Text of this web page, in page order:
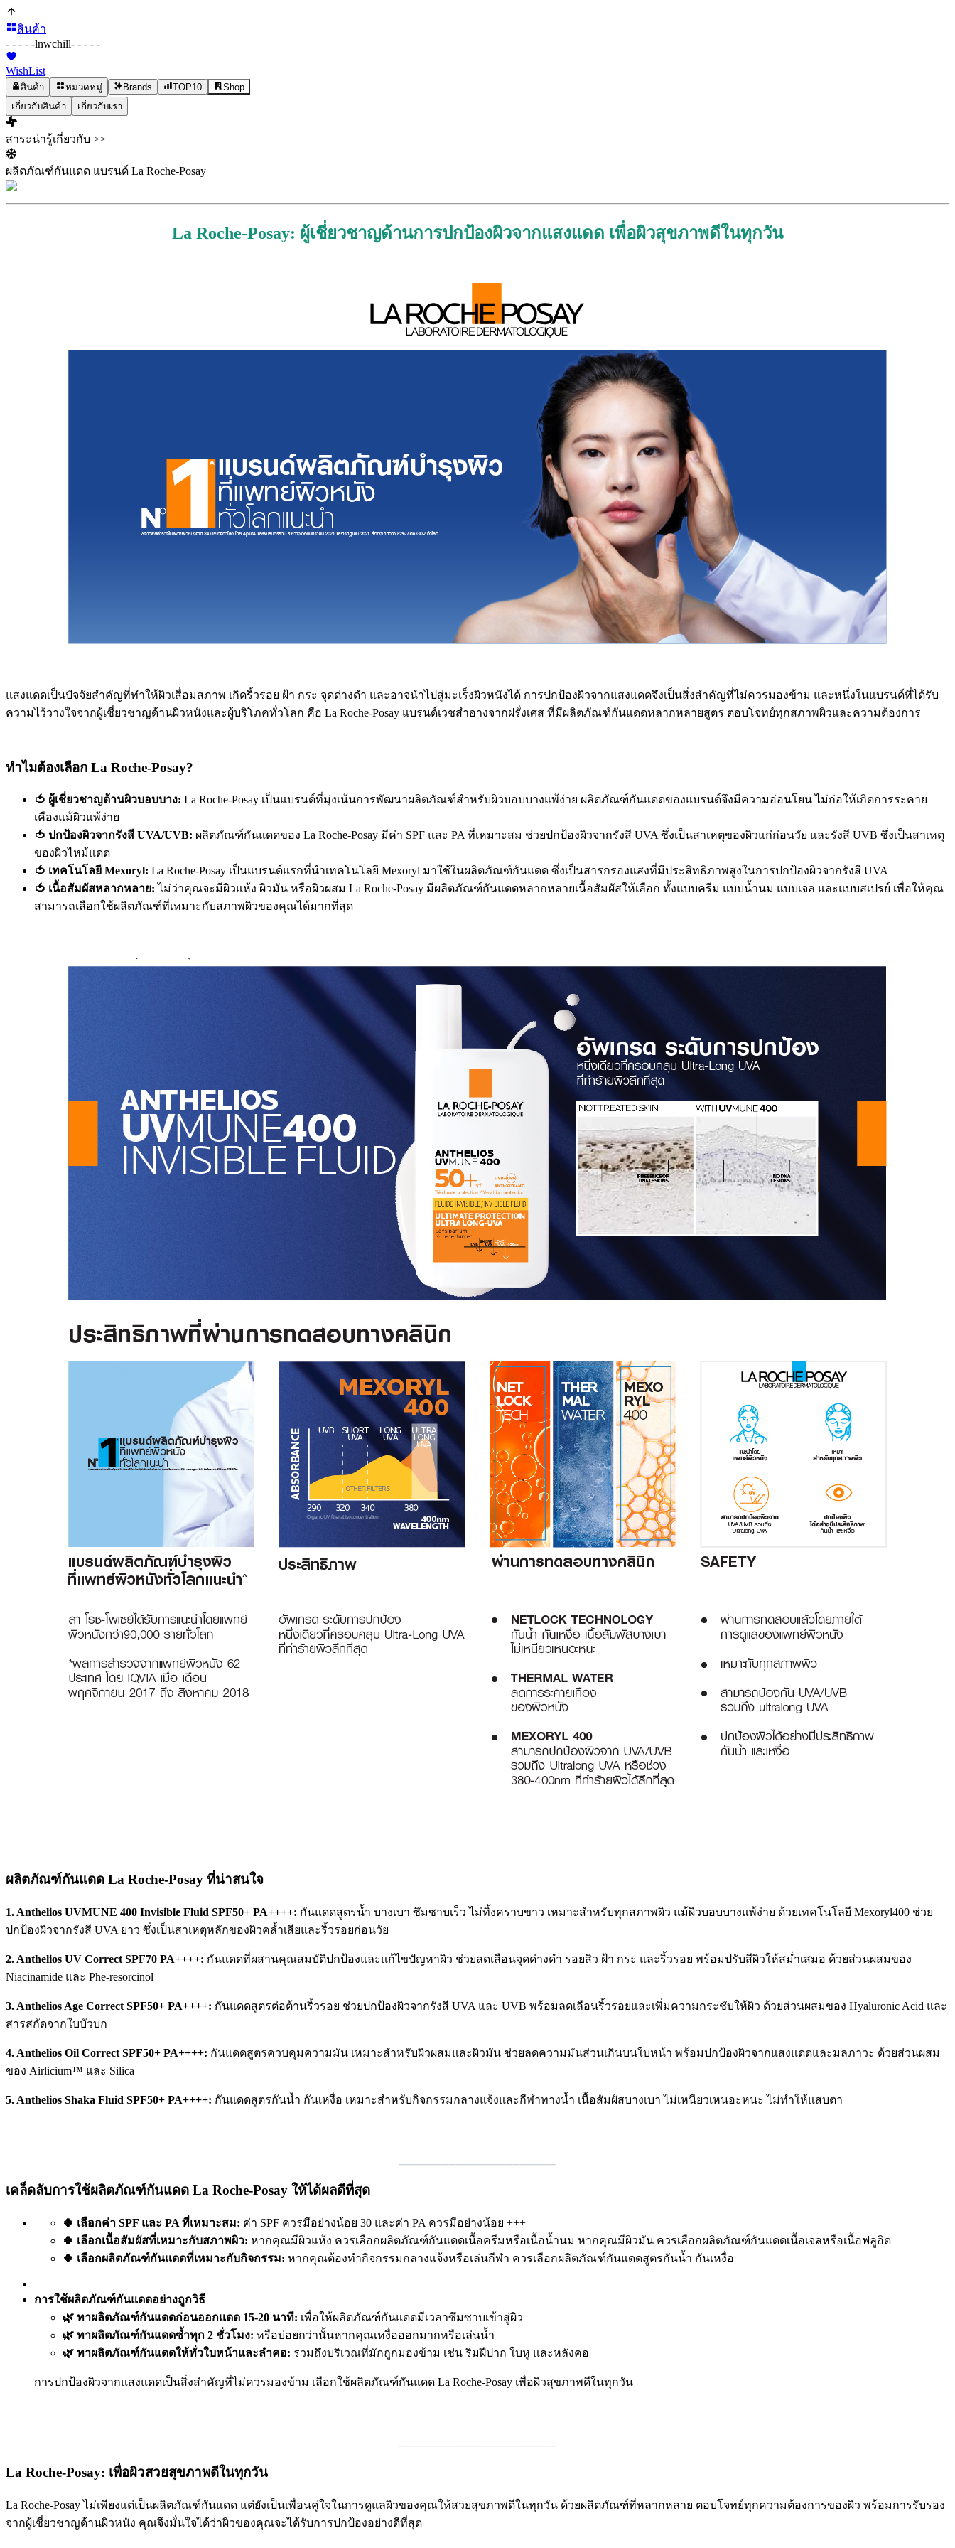
สินค้า
- - - - -lnwchill- - - - -
WishList
สินค้า หมวดหมู่ Brands TOP10
Shop
เกี่ยวกับสินค้า
เกี่ยวกับเรา
สาระน่ารู้เกี่ยวกับ >>
ผลิตภัณฑ์กันแดด แบรนด์ La Roche-Posay
La Roche-Posay: ผู้เชี่ยวชาญด้านการปกป้องผิวจากแสงแดด เพื่อผิวสุขภาพดีในทุกวัน
แสงแดดเป็นปัจจัยสำคัญที่ทำให้ผิวเสื่อมสภาพ เกิดริ้วรอย ฝ้า กระ จุดด่างดำ และอาจนำไปสู่มะเร็งผิวหนังได้ การปกป้องผิวจากแสงแดดจึงเป็นสิ่งสำคัญที่ไม่ควรมองข้าม และหนึ่งในแบรนด์ที่ได้รับ
ความไว้วางใจจากผู้เชี่ยวชาญด้านผิวหนังและผู้บริโภคทั่วโลก คือ La Roche-Posay แบรนด์เวชสำอางจากฝรั่งเศส ที่มีผลิตภัณฑ์กันแดดหลากหลายสูตร ตอบโจทย์ทุกสภาพผิวและความต้องการ
ทำไมต้องเลือก La Roche-Posay?
🍅 ผู้เชี่ยวชาญด้านผิวบอบบาง: La Roche-Posay เป็นแบรนด์ที่มุ่งเน้นการพัฒนาผลิตภัณฑ์สำหรับผิวบอบบางแพ้ง่าย ผลิตภัณฑ์กันแดดของแบรนด์จึงมีความอ่อนโยน ไม่ก่อให้เกิดการระคาย
เคืองแม้ผิวแพ้ง่าย
🍅 ปกป้องผิวจากรังสี UVA/UVB: ผลิตภัณฑ์กันแดดของ La Roche-Posay มีค่า SPF และ PA ที่เหมาะสม ช่วยปกป้องผิวจากรังสี UVA ซึ่งเป็นสาเหตุของผิวแก่ก่อนวัย และรังสี UVB ซึ่งเป็นสาเหตุ
ของผิวไหม้แดด
🍅 เทคโนโลยี Mexoryl: La Roche-Posay เป็นแบรนด์แรกที่นำเทคโนโลยี Mexoryl มาใช้ในผลิตภัณฑ์กันแดด ซึ่งเป็นสารกรองแสงที่มีประสิทธิภาพสูงในการปกป้องผิวจากรังสี UVA
🍅 เนื้อสัมผัสหลากหลาย: ไม่ว่าคุณจะมีผิวแห้ง ผิวมัน หรือผิวผสม La Roche-Posay มีผลิตภัณฑ์กันแดดหลากหลายเนื้อสัมผัสให้เลือก ทั้งแบบครีม แบบน้ำนม แบบเจล และแบบสเปรย์ เพื่อให้คุณ
สามารถเลือกใช้ผลิตภัณฑ์ที่เหมาะกับสภาพผิวของคุณได้มากที่สุด
ผลิตภัณฑ์กันแดด La Roche-Posay ที่น่าสนใจ
1. Anthelios UVMUNE 400 Invisible Fluid SPF50+ PA++++: กันแดดสูตรน้ำ บางเบา ซึมซาบเร็ว ไม่ทิ้งคราบขาว เหมาะสำหรับทุกสภาพผิว แม้ผิวบอบบางแพ้ง่าย ด้วยเทคโนโลยี Mexoryl400 ช่วย
ปกป้องผิวจากรังสี UVA ยาว ซึ่งเป็นสาเหตุหลักของผิวคล้ำเสียและริ้วรอยก่อนวัย
2. Anthelios UV Correct SPF70 PA++++: กันแดดที่ผสานคุณสมบัติปกป้องและแก้ไขปัญหาผิว ช่วยลดเลือนจุดด่างดำ รอยสิว ฝ้า กระ และริ้วรอย พร้อมปรับสีผิวให้สม่ำเสมอ ด้วยส่วนผสมของ
Niacinamide และ Phe-resorcinol
3. Anthelios Age Correct SPF50+ PA++++: กันแดดสูตรต่อต้านริ้วรอย ช่วยปกป้องผิวจากรังสี UVA และ UVB พร้อมลดเลือนริ้วรอยและเพิ่มความกระชับให้ผิว ด้วยส่วนผสมของ Hyaluronic Acid และ
สารสกัดจากใบบัวบก
4. Anthelios Oil Correct SPF50+ PA++++: กันแดดสูตรควบคุมความมัน เหมาะสำหรับผิวผสมและผิวมัน ช่วยลดความมันส่วนเกินบนใบหน้า พร้อมปกป้องผิวจากแสงแดดและมลภาวะ ด้วยส่วนผสม
ของ Airlicium™ และ Silica
5. Anthelios Shaka Fluid SPF50+ PA++++: กันแดดสูตรกันน้ำ กันเหงื่อ เหมาะสำหรับกิจกรรมกลางแจ้งและกีฬาทางน้ำ เนื้อสัมผัสบางเบา ไม่เหนียวเหนอะหนะ ไม่ทำให้แสบตา
เคล็ดลับการใช้ผลิตภัณฑ์กันแดด La Roche-Posay ให้ได้ผลดีที่สุด
🍀 เลือกค่า SPF และ PA ที่เหมาะสม: ค่า SPF ควรมีอย่างน้อย 30 และค่า PA ควรมีอย่างน้อย +++
🍀 เลือกเนื้อสัมผัสที่เหมาะกับสภาพผิว: หากคุณมีผิวแห้ง ควรเลือกผลิตภัณฑ์กันแดดเนื้อครีมหรือเนื้อน้ำนม หากคุณมีผิวมัน ควรเลือกผลิตภัณฑ์กันแดดเนื้อเจลหรือเนื้อฟลูอิด
🍀 เลือกผลิตภัณฑ์กันแดดที่เหมาะกับกิจกรรม: หากคุณต้องทำกิจกรรมกลางแจ้งหรือเล่นกีฬา ควรเลือกผลิตภัณฑ์กันแดดสูตรกันน้ำ กันเหงื่อ
การใช้ผลิตภัณฑ์กันแดดอย่างถูกวิธี
🌿 ทาผลิตภัณฑ์กันแดดก่อนออกแดด 15-20 นาที: เพื่อให้ผลิตภัณฑ์กันแดดมีเวลาซึมซาบเข้าสู่ผิว
🌿 ทาผลิตภัณฑ์กันแดดซ้ำทุก 2 ชั่วโมง: หรือบ่อยกว่านั้นหากคุณเหงื่อออกมากหรือเล่นน้ำ
🌿 ทาผลิตภัณฑ์กันแดดให้ทั่วใบหน้าและลำคอ: รวมถึงบริเวณที่มักถูกมองข้าม เช่น ริมฝีปาก ใบหู และหลังคอ
การปกป้องผิวจากแสงแดดเป็นสิ่งสำคัญที่ไม่ควรมองข้าม เลือกใช้ผลิตภัณฑ์กันแดด La Roche-Posay เพื่อผิวสุขภาพดีในทุกวัน
La Roche-Posay: เพื่อผิวสวยสุขภาพดีในทุกวัน
La Roche-Posay ไม่เพียงแต่เป็นผลิตภัณฑ์กันแดด แต่ยังเป็นเพื่อนคู่ใจในการดูแลผิวของคุณให้สวยสุขภาพดีในทุกวัน ด้วยผลิตภัณฑ์ที่หลากหลาย ตอบโจทย์ทุกความต้องการของผิว พร้อมการรับรอง
จากผู้เชี่ยวชาญด้านผิวหนัง คุณจึงมั่นใจได้ว่าผิวของคุณจะได้รับการปกป้องอย่างดีที่สุด